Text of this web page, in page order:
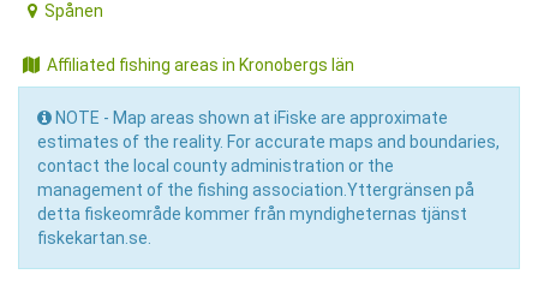
Spånen
Affiliated fishing areas in Kronobergs län
NOTE - Map areas shown at iFiske are approximate
estimates of the reality. For accurate maps and boundaries,
contact the local county administration or the
management of the fishing association.Yttergränsen på
detta fiskeområde kommer från myndigheternas tjänst
fiskekartan.se.